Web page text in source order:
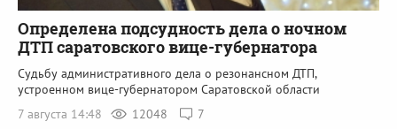
Определена подсудность дела о ночном
ДТП саратовского вице-губернатора
Судьбу административного дела о резонансном ДТП,
устроенном вице-губернатором Саратовской области
7 августа 14:48
12048 7